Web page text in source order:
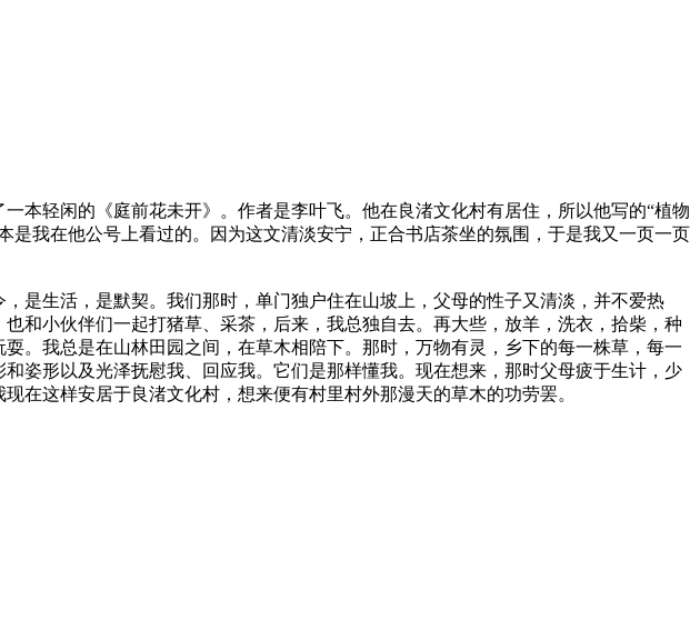
本轻闲的《庭前花未开》。作者是李叶飞。他在良渚文化村有居住，所以他写的“植物
我在他公号上看过的。因为这文清淡安宁，正合书店茶坐的氛围，于是我又一页一页
是生活，是默契。我们那时，单门独户住在山坡上，父母的性子又清淡，并不爱热
和小伙伴们一起打猪草、采茶，后来，我总独自去。再大些，放羊，洗衣，拾柴，种
。我总是在山林田园之间，在草木相陪下。那时，万物有灵，乡下的每一株草，每一
姿形以及光泽抚慰我、回应我。它们是那样懂我。现在想来，那时父母疲于生计，少
在这样安居于良渚文化村，想来便有村里村外那漫天的草木的功劳罢。